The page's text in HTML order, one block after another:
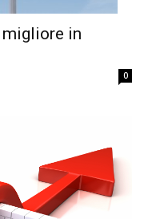
migliore in
0